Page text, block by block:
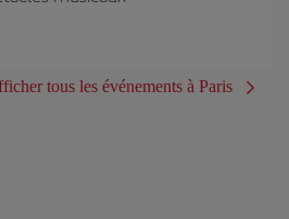
tous les événements à Paris